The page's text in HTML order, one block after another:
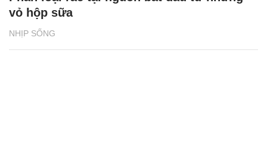
NHỊP SỐNG
vỏ hộp sữa